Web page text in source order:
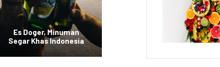
Es Doger, Minuman
Segar Khas Indonesia
Es Doger Semarang Jadi
Makanan Paling Hits di
Instagram